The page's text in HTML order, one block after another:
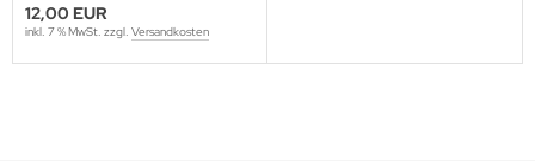
12,00 EUR
inkl. 7 % MwSt. zzgl. Versandkosten